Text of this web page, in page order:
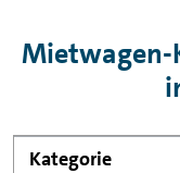
Mietwagen-
Kategorie